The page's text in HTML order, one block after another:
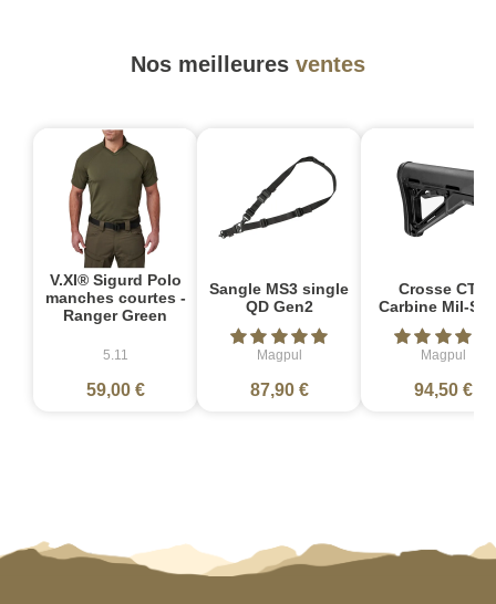
Nos meilleures ventes
V.XI® Sigurd Polo
manches courtes -
Ranger Green
5.11
59,00 €
Sangle MS3 single
QD Gen2
Magpul
87,90 €
Crosse CTR
Carbine Mil-
Magpul
94,50 €